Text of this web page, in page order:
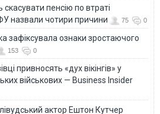
пенсію по втраті
назвали чотири причини
75 0
зафіксувала ознаки зростаючого
153 0
привносять «дух вікінгів» у
військових — Business Insider
актор Ештон Кутчер